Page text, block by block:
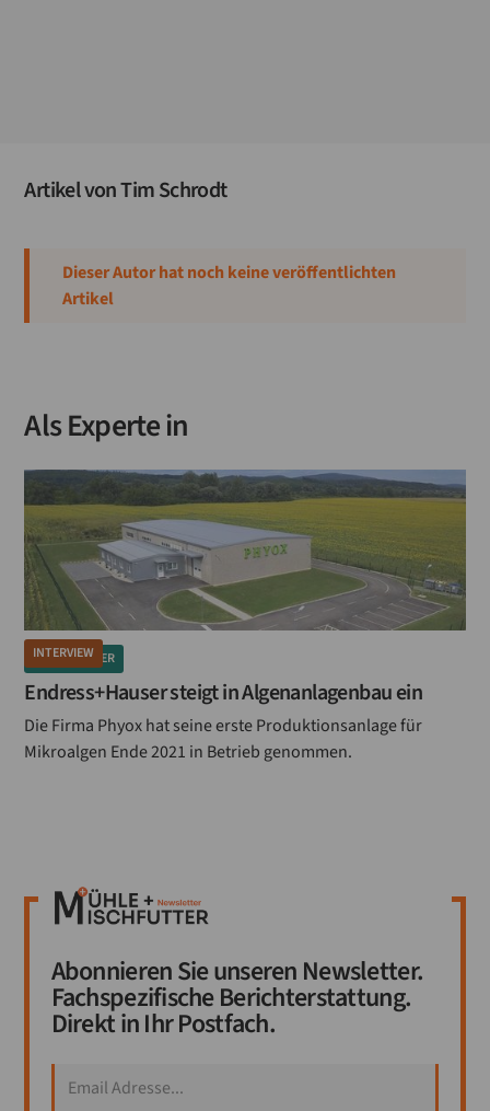
Artikel vonTim Schrodt
Dieser Autor hat noch keine veröffentlichten
Artikel
Als Experte in
INTERVIEW
MISCHFUTTER
Endress+Hauser steigt in Algenanlagenbau ein
Die Firma Phyox hat seine erste Produktionsanlage für
Mikroalgen Ende 2021 in Betrieb genommen.
Abonnieren Sie unseren Newsletter.
Fachspezifische Berichterstattung.
Direkt in Ihr Postfach.